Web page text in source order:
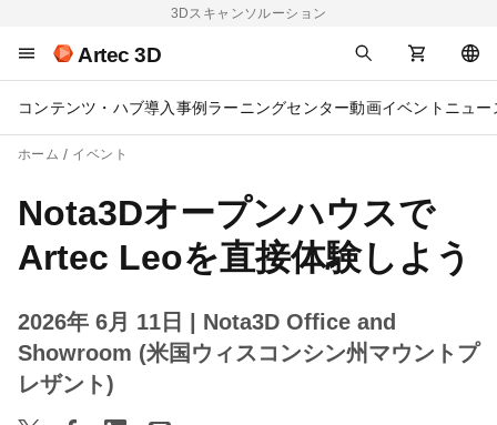
3Dスキャンソルーション
Artec 3D
コンテンツ・ハブ導入事例 ラーニングセンター動画イベント ニュー
ホーム イベント
Nota3Dオープンハウスで
Artec Leoを直接体験しよう
2026年 6月 11日
| Nota3D Office and
Showroom (米国ウィスコンシン州マウントプ
レザント)